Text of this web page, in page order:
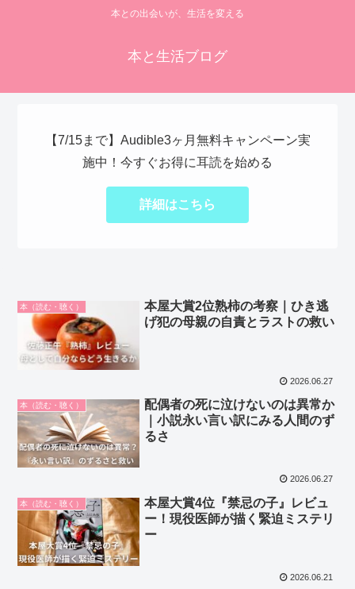
本との出会いが、生活を変える
本と生活ブログ
【7/15まで】Audible3ヶ月無料キャンペーン実
施中！今すぐお得に耳読を始める
詳細はこちら
本（読む・聴く）
本屋大賞2位熟柿の考察｜ひき逃
げ犯の母親の自責とラストの救い
2026.06.27
本（読む・聴く）
配偶者の死に泣けないのは異常か
｜小説永い言い訳にみる人間のず
るさ
2026.06.27
本（読む・聴く）
本屋大賞4位『禁忌の子』レビュ
ー！現役医師が描く緊迫ミステリ
ー
2026.06.21